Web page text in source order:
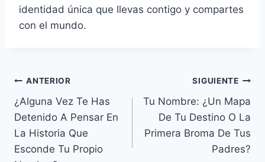
identidad única que llevas contigo y compartes
con el mundo.
Navegación
de
entradas
ANTERIOR
¿Alguna Vez Te Has
Detenido A Pensar En
La Historia Que
Esconde Tu Propio
SIGUIENTE
Tu Nombre: ¿Un Mapa
De Tu Destino O La
Primera Broma De Tus
Padres?